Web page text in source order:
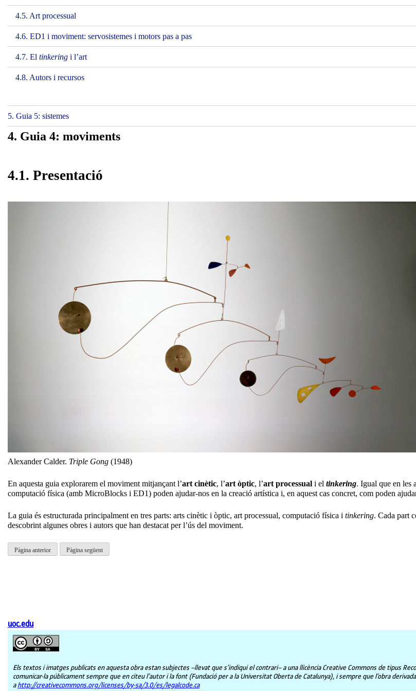
4.5. Art processual
4.6. ED1 i moviment: servosistemes i motors pas a pas
4.7. El tinkering i l’art
4.8. Autors i recursos
5. Guia 5: sistemes
4. Guia 4: moviments
4.1. Presentació
Alexander Calder. Triple Gong (1948)
En aquesta guia explorarem el moviment mitjançant l’art cinètic, l’art òptic, l’art processual i el tinkering. Igual que en les
computació física (amb MicroBlocks i ED1) poden ajudar-nos en la creació artística i, en aquest cas concret, com poden
La guia és estructurada principalment en tres parts: arts cinètic i òptic, art processual, computació física i tinkering. Cada part
descobrint algunes obres i autors que han destacat per l’ús del moviment.
Pàgina anterior Pàgina següent
uoc.edu
Els textos i imatges publicats en aquesta obra estan subjectes –llevat que s’indiqui el contrari– a una llicència Creative Commons de tipus
comunicar-la públicament sempre que en citeu l’autor i la font (Fundació per a la Universitat Oberta de Catalunya), i sempre que l’obra
a http://creativecommons.org/licenses/by-sa/3.0/es/legalcode.ca